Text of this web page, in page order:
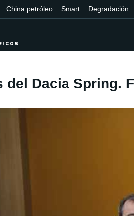
China petróleo Smart Degradación
del Dacia Spring.